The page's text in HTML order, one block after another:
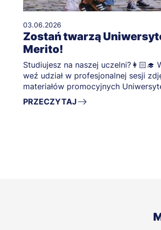
03.06.2026
Zostań twarzą
Merito!
Studiujesz na naszej uczelni?👩🏻‍🎓
weź udział w profesjonalnej sesji
materiałów promocyjnych
PRZECZYTAJ